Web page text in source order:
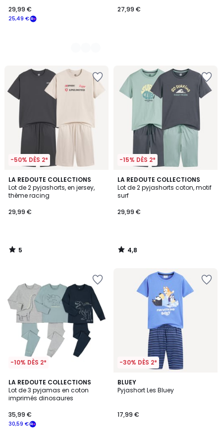
25,49 €
29,99 €
27,99 €
-50% DÈS 2*
LA REDOUTE COLLECTIONS
Lot de 2 pyjashorts, en jersey,
thème racing
29,99 €
5
/
5
5
/
-15% DÈS 2*
LA REDOUTE COLLECTIONS
Lot de 2 pyjashorts coton, motif
surf
29,99 €
4,8
/ 5
4,8
/
-10% DÈS 2*
LA REDOUTE COLLECTIONS
Lot de 3 pyjamas en coton
imprimés dinosaures
30,59 €
35,99 €
4,7
/ 5
-30% DÈS 2*
BLUEY
Pyjashort Les Bluey
17,99 €